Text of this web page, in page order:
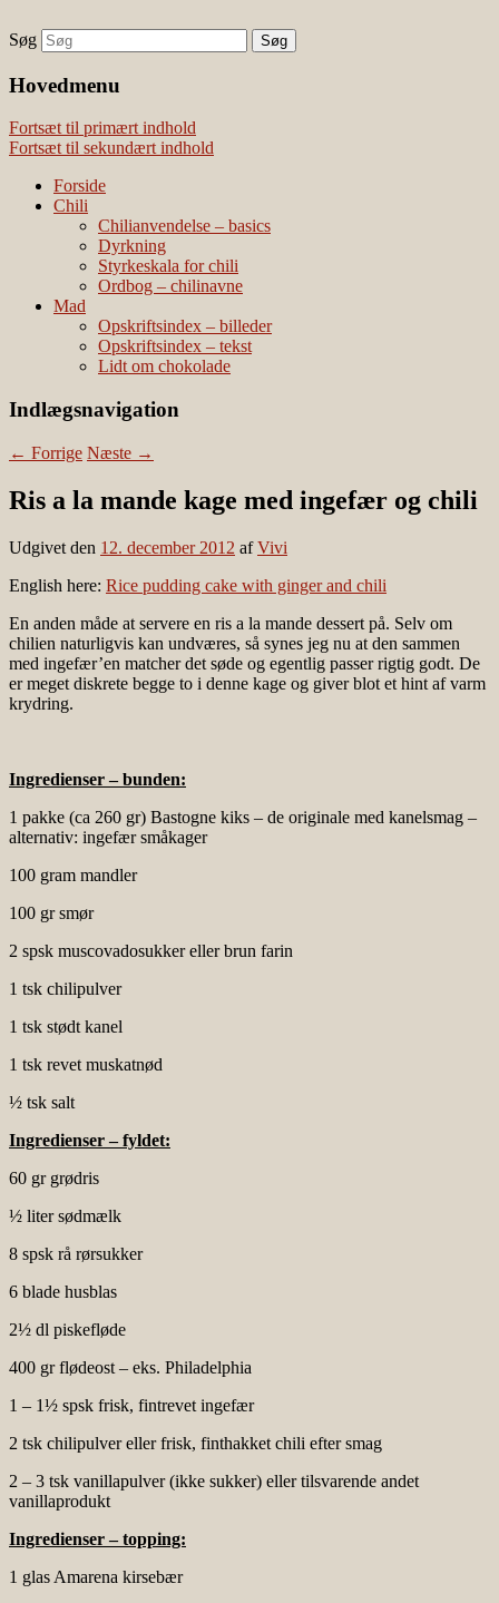
Наши партнеры
лучшие займы
Vivis chili
chili – dyrkning og mad
Søg
Hovedmenu
Fortsæt til primært indhold
Fortsæt til sekundært indhold
Forside
Chili
Chilianvendelse – basics
Dyrkning
Styrkeskala for chili
Ordbog – chilinavne
Mad
Opskriftsindex – billeder
Opskriftsindex – tekst
Lidt om chokolade
Indlægsnavigation
← Forrige Næste →
Ris a la mande kage med ingefær og chili
Udgivet den 12. december 2012 afVivi
English here: Rice pudding cake with ginger and chili
En anden måde at servere en ris a la mande dessert på. Selv om
chilien naturligvis kan undværes, så synes jeg nu at den sammen
med ingefær’en matcher det søde og egentlig passer rigtig godt. De
er meget diskrete begge to i denne kage og giver blot et hint af varm
krydring.
Ingredienser – bunden:
1 pakke (ca 260 gr) Bastogne kiks – de originale med kanelsmag –
alternativ: ingefær småkager
100 gram mandler
100 gr smør
2 spsk muscovadosukker eller brun farin
1 tsk chilipulver
1 tsk stødt kanel
1 tsk revet muskatnød
½ tsk salt
Ingredienser – fyldet:
60 gr grødris
½ liter sødmælk
8 spsk rå rørsukker
6 blade husblas
2½ dl piskefløde
400 gr flødeost – eks. Philadelphia
1 – 1½ spsk frisk, fintrevet ingefær
2 tsk chilipulver eller frisk, finthakket chili efter smag
2 – 3 tsk vanillapulver (ikke sukker) eller tilsvarende andet
vanillaprodukt
Ingredienser – topping:
1 glas Amarena kirsebær